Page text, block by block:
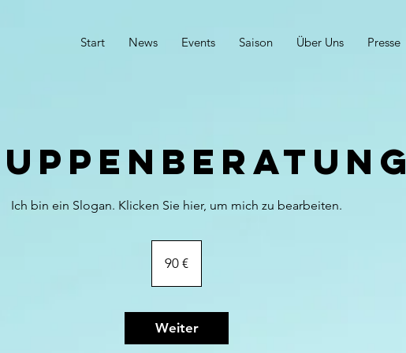
Start News Events Saison Über Uns Presse
Ich bin ein Slogan. Klicken Sie hier, um mich zu bearbeiten.
90 €
Weiter